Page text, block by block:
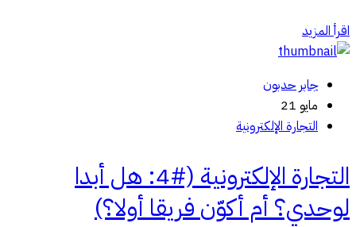
اقرأ المزيد
جابر حدبون
مايو 21
التجارة الإلكترونية
التجارة الإلكترونية (#4: هل أبدا
لوحدي؟ أم أكوّن فريقا أولا؟)